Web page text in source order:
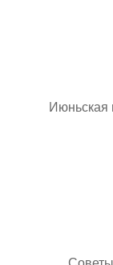
Июньская